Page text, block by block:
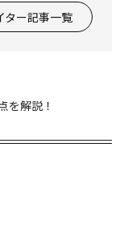
ター記事一覧
を解説！